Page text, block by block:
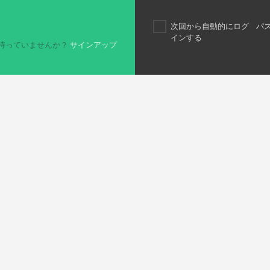
っていませんか？ サインアップ
次回から自動的にログ
インする
パ